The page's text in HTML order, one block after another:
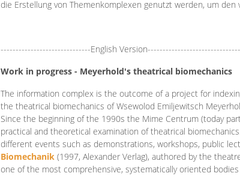
die Erstellung von Themenkomplexen genutzt werden, um
------------------------------English
Work in progress - Meyerhold's theatrical biomechanics
The information complex is the outcome of a project for
the theatrical biomechanics of Wsewolod Emiljewitsch
Since the beginning of the 1990s the Mime Centrum (today
practical and theoretical examination of theatrical
different events such as demonstrations, workshops, public
Biomechanik (1997, Alexander Verlag), authored by the
one of the most comprehensive, systematically oriented